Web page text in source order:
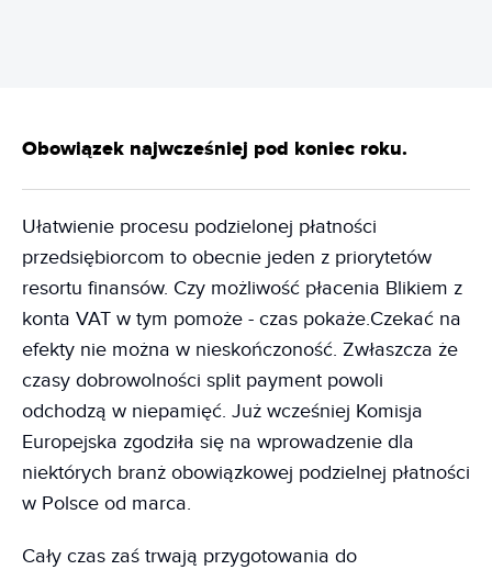
Obowiązek najwcześniej pod koniec roku.
Ułatwienie procesu podzielonej płatności
przedsiębiorcom to obecnie jeden z priorytetów
resortu finansów. Czy możliwość płacenia Blikiem z
konta VAT w tym pomoże - czas pokaże.Czekać na
efekty nie można w nieskończoność. Zwłaszcza że
czasy dobrowolności split payment powoli
odchodzą w niepamięć. Już wcześniej Komisja
Europejska zgodziła się na wprowadzenie dla
niektórych branż obowiązkowej podzielnej płatności
w Polsce od marca.
Cały czas zaś trwają przygotowania do